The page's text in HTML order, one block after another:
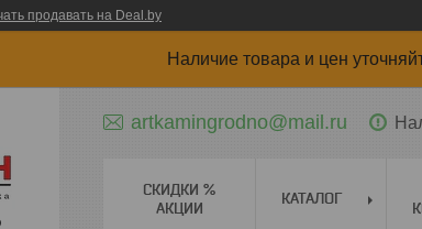
продавать на Deal.by
Наличие товара и цен
artkamingrodno@mail.ru
СКИДКИ %
АКЦИИ
КАТАЛОГ